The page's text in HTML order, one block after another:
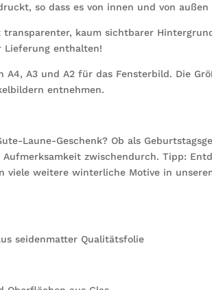
so dass es von innen und von
kaum sichtbarer
Lieferung enthalten!
A4, A3 und A2 für das Fensterbild. Die
entnehmen.
Laune-Geschenk? Ob als
Aufmerksamkeit zwischendurch. Tipp:
viele weitere winterliche Motive in
seidenmatter Qualitätsfolie